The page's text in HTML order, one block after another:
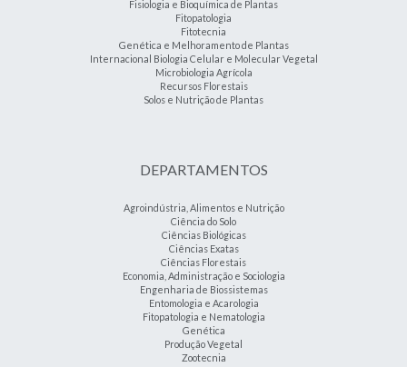
Fisiologia e Bioquímica de Plantas
Fitopatologia
Fitotecnia
Genética e Melhoramento de Plantas
Internacional Biologia Celular e Molecular Vegetal
Microbiologia Agrícola
Recursos Florestais
Solos e Nutrição de Plantas
DEPARTAMENTOS
Agroindústria, Alimentos e Nutrição
Ciência do Solo
Ciências Biológicas
Ciências Exatas
Ciências Florestais
Economia, Administração e Sociologia
Engenharia de Biossistemas
Entomologia e Acarologia
Fitopatologia e Nematologia
Genética
Produção Vegetal
Zootecnia